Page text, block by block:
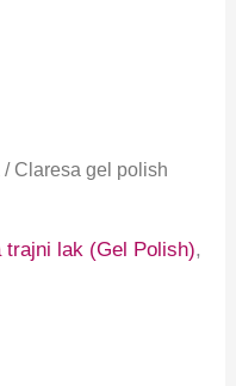
/ Claresa gel polish
trajni lak (Gel Polish),